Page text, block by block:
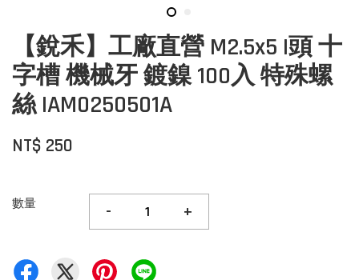
【銳禾】工廠直營 M2.5x5 I頭 十
字槽 機械牙 鍍鎳 100入 特殊螺
絲 IAM0250501A
NT$ 250
數量 - +